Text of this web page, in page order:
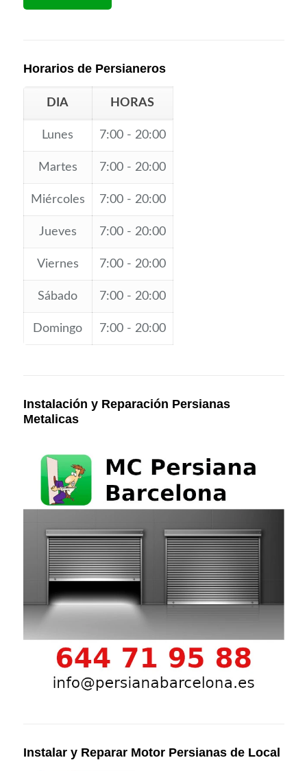
Horarios de Persianeros
DIA HORAS
Lunes 7:00 - 20:00
Martes 7:00 - 20:00
Miércoles 7:00 - 20:00
Jueves 7:00 - 20:00
Viernes 7:00 - 20:00
Sábado 7:00 - 20:00
Domingo 7:00 - 20:00
Instalación y Reparación Persianas
Metalicas
Instalar y Reparar Motor Persianas de Local